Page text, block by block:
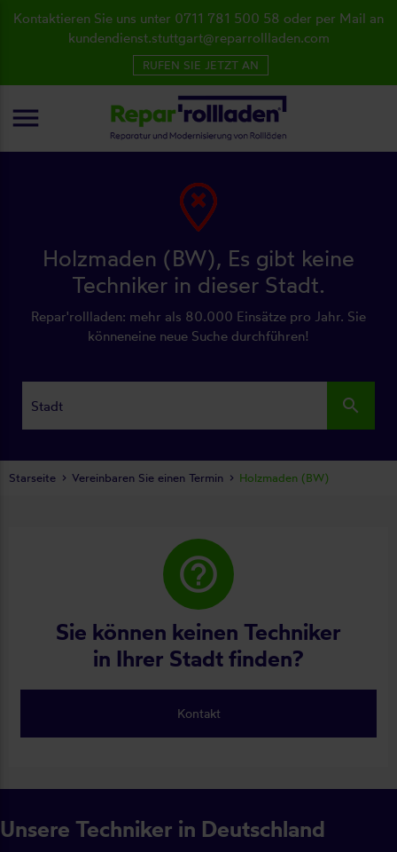
Holzmaden (BW), Es gibt keine
Techniker in dieser Stadt.
Repar'rollladen: mehr als 80.000 Einsätze pro Jahr. Sie
könneneine neue Suche durchführen!
search
help_outline
Sie können keinen Techniker
in Ihrer Stadt finden?
Kontakt
Unsere Techniker in Deutschland
Starseite Vereinbaren Sie einen Termin Holzmaden (BW)
Kontaktieren Sie uns unter 0711 781 500 58 oder per Mail an
kundendienst.stuttgart@reparrollladen.com
RUFEN SIE JETZT AN
menu